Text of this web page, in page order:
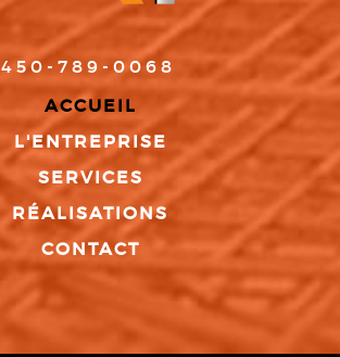
450-789-0068
ACCUEIL
L'ENTREPRISE
SERVICES
RÉALISATIONS
CONTACT